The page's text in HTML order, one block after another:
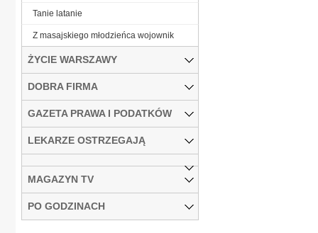
Tanie latanie
Z masajskiego młodzieńca wojownik
ŻYCIE WARSZAWY
DOBRA FIRMA
GAZETA PRAWA I PODATKÓW
LEKARZE OSTRZEGAJĄ
MAGAZYN TV
PO GODZINACH